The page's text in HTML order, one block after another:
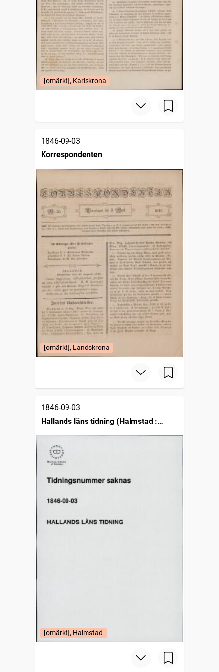
[omärkt], Karlskrona
1846-09-03
Korrespondenten
[omärkt], Landskrona
1846-09-03
Hallands läns tidning (Halmstad :
[omärkt], Halmstad